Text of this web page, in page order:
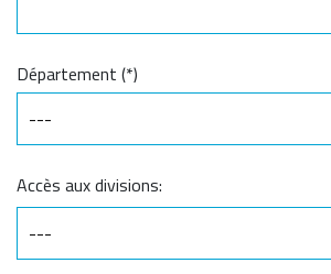
Département (*)
Accès aux divisions: